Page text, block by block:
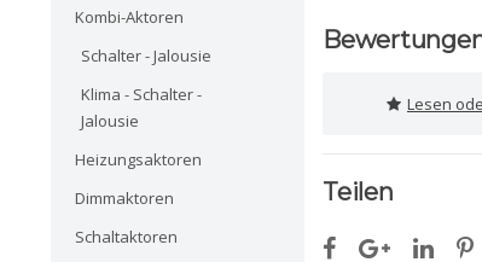
Kombi-Aktoren
Schalter - Jalousie
Klima - Schalter -
Jalousie
Heizungsaktoren
Dimmaktoren
Schaltaktoren
Lesen
Teilen